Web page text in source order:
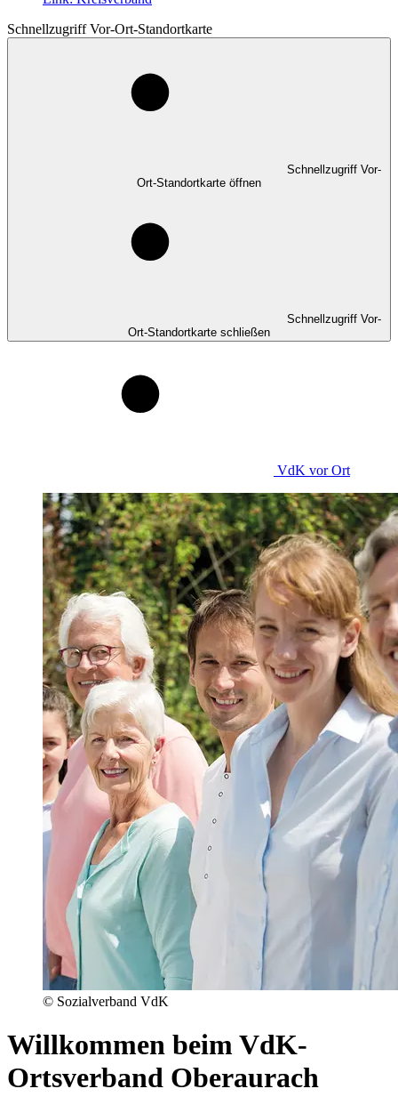
Schnellzugriff Vor-Ort-Standortkarte
Schnellzugriff Vor-
Ort-Standortkarte öffnen
Schnellzugriff Vor-
Ort-Standortkarte schließen
VdK vor Ort
© Sozialverband VdK
Willkommen beim VdK-
Ortsverband Oberaurach